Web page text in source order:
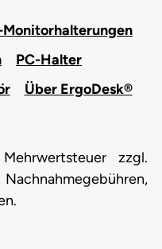
PC-Halter
Über ErgoDesk®
zzgl.